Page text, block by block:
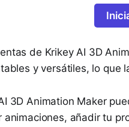
de Krikey AI 3D
y versátiles, lo que
3D Animation Maker
animaciones, añadir tu